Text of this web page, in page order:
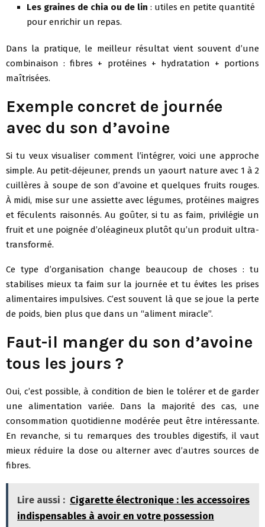
Les graines de chia ou de lin : utiles en petite quantité
pour enrichir un repas.
Dans la pratique, le meilleur résultat vient souvent d’une
combinaison : fibres + protéines + hydratation + portions
maîtrisées.
Exemple concret de journée
avec du son d’avoine
Si tu veux visualiser comment l’intégrer, voici une approche
simple. Au petit-déjeuner, prends un yaourt nature avec 1 à 2
cuillères à soupe de son d’avoine et quelques fruits rouges.
À midi, mise sur une assiette avec légumes, protéines maigres
et féculents raisonnés. Au goûter, si tu as faim, privilégie un
fruit et une poignée d’oléagineux plutôt qu’un produit ultra-
transformé.
Ce type d’organisation change beaucoup de choses : tu
stabilises mieux ta faim sur la journée et tu évites les prises
alimentaires impulsives. C’est souvent là que se joue la perte
de poids, bien plus que dans un “aliment miracle”.
Faut-il manger du son d’avoine
tous les jours ?
Oui, c’est possible, à condition de bien le tolérer et de garder
une alimentation variée. Dans la majorité des cas, une
consommation quotidienne modérée peut être intéressante.
En revanche, si tu remarques des troubles digestifs, il vaut
mieux réduire la dose ou alterner avec d’autres sources de
fibres.
Lire aussi : Cigarette électronique : les accessoires
indispensables à avoir en votre possession